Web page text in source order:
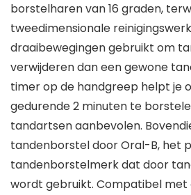
borstelharen van 16 graden,
tweedimensionale
draaibewegingen gebruikt om
verwijderen dan een gewone
timer op de handgreep helpt je
gedurende 2 minuten te
tandartsen aanbevolen.
tandenborstel door Oral-B, het
tandenborstelmerk dat door
wordt gebruikt. Compatibel met